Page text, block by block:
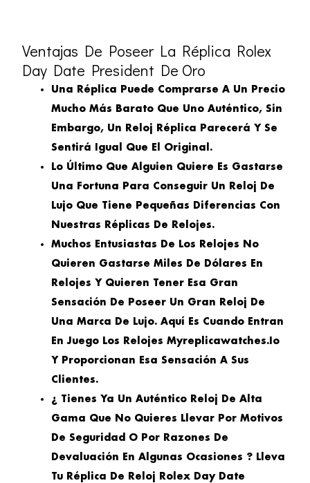
Ventajas De Poseer La Réplica Rolex
Day Date President De Oro
Una Réplica Puede Comprarse A Un Precio
Mucho Más Barato Que Uno Auténtico, Sin
Embargo, Un Reloj Réplica Parecerá Y Se
Sentirá Igual Que El Original.
Lo Último Que Alguien Quiere Es Gastarse
Una Fortuna Para Conseguir Un Reloj De
Lujo Que Tiene Pequeñas Diferencias Con
Nuestras Réplicas De Relojes.
Muchos Entusiastas De Los Relojes No
Quieren Gastarse Miles De Dólares En
Relojes Y Quieren Tener Esa Gran
Sensación De Poseer Un Gran Reloj De
Una Marca De Lujo. Aquí Es Cuando Entran
En Juego Los Relojes Myreplicawatches.io
Y Proporcionan Esa Sensación A Sus
Clientes.
¿ Tienes Ya Un Auténtico Reloj De Alta
Gama Que No Quieres Llevar Por Motivos
De Seguridad O Por Razones De
Devaluación En Algunas Ocasiones ? Lleva
Tu Réplica De Reloj Rolex Day Date